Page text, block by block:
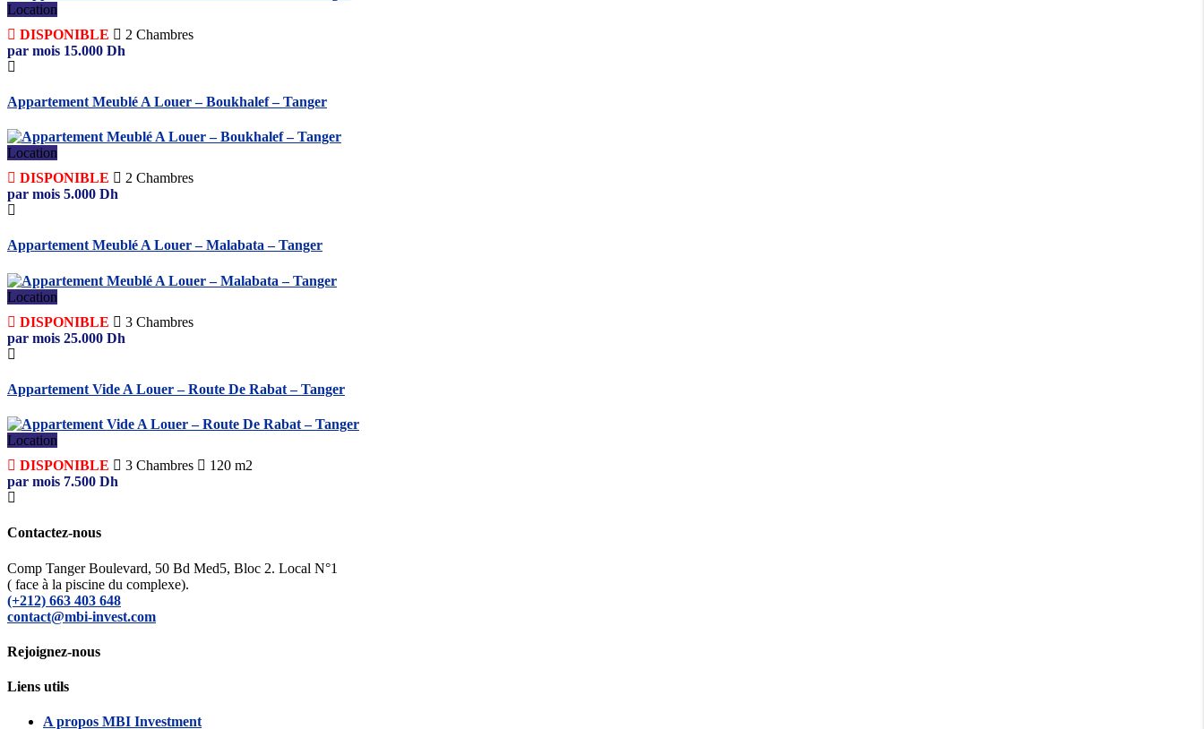
Location
DISPONIBLE
2 Chambres
par mois 15.000 Dh
Appartement Meublé A Louer – Boukhalef – Tanger
Location
DISPONIBLE
2 Chambres
par mois 5.000 Dh
Appartement Meublé A Louer – Malabata – Tanger
Location
DISPONIBLE
3 Chambres
par mois 25.000 Dh
Appartement Vide A Louer – Route De Rabat – Tanger
Location
DISPONIBLE
3 Chambres
120 m2
par mois 7.500 Dh
Contactez-nous
Comp Tanger Boulevard, 50 Bd Med5, Bloc 2. Local N°1
( face à la piscine du complexe).
(+212) 663 403 648
contact@mbi-invest.com
Rejoignez-nous
Liens utils
A propos MBI Investment